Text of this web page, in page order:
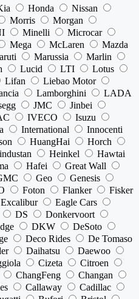
Honda
Nissan
Morris
Morgan
Minelli
Microcar
Mega McLaren
Mazda
Marussia
Marlin
Lucid LTI
Lotus
Lifan
Liebao Motor
Lamborghini
LADA
JMC
Jinbei
IVECO
Isuzu
International
Innocenti
HuangHai
Horch
Heinkel
Hawtai
Hafei
Great Wall
Geo
Genesis
Foton Flanker
Fisker
Excalibur
Eagle Cars
DS
Donkervoort
DKW
DeSoto
Deco Rides
De Tomaso
Daihatsu
Daewoo
Cizeta
Citroen
ChangFeng
Changan
Callaway
Cadillac